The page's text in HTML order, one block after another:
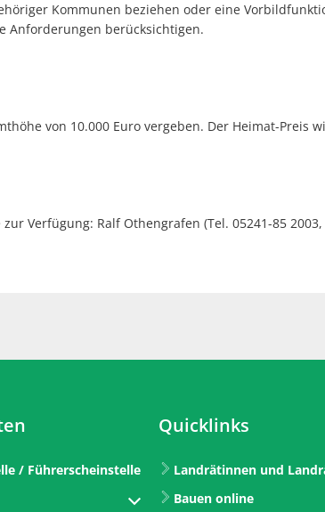
Kommunen beziehen oder eine
Anforderungen berücksichtigen.
von 10.000 Euro vergeben. Der Heimat-Preis
Verfügung: Ralf Othengrafen (Tel. 05241-85 2003,
/ Führerscheinstelle
Öffnungs- oder Schließzeiten auszublenden
Quicklinks
Landrätinnen und
Bauen online